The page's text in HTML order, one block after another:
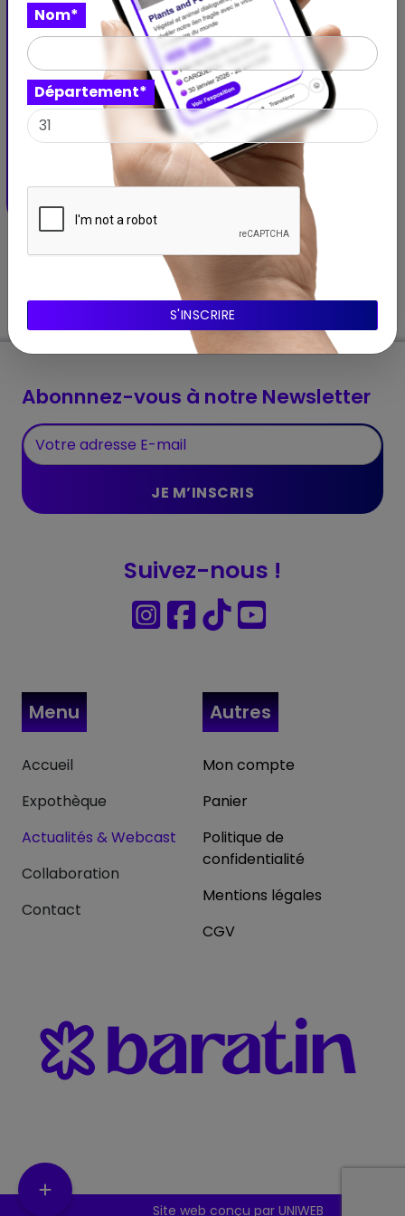
La Symétrie des Rêves
Un envol poétique de 300 papillons au croisement de
l’art et des sciences
La Gerbetière
COUËRON - Pays de la Loire
Abonnnez-vous à notre Newsletter
Suivez-nous !
Menu
Accueil
Expothèque
Actualités & Webcast
Collaboration
Contact
Autres
Mon compte
Panier
Politique de
confidentialité
Mentions légales
CGV
Site web conçu par UNIWEB
Nom*
Département*